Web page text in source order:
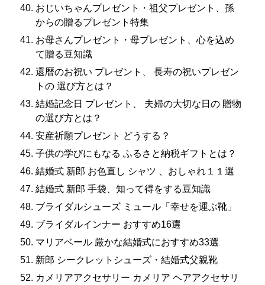
おじいちゃんプレゼント・祖父プレゼント、孫
からの贈るプレゼント特集
お母さんプレゼント・母プレゼント、心を込め
て贈る豆知識
還暦のお祝い プレゼント、 長寿の祝いプレゼン
トの 選び方とは？
結婚記念日 プレゼント、 夫婦の大切な日の 贈物
の選び方とは？
安産祈願プレゼント どうする？
子供の学びにもなる ふるさと納税ギフトとは？
結婚式 新郎 お色直し シャツ 、おしゃれ１１選
結婚式 新郎 手袋、知って得をする豆知識
ブライダルシューズ ミュール「幸せを運ぶ靴」
ブライダルインナー おすすめ16選
マリアベール 厳かな結婚式におすすめ33選
新郎 シークレットシューズ・結婚式父親靴
カメリアアクセサリー カメリア ヘアアクセサリ